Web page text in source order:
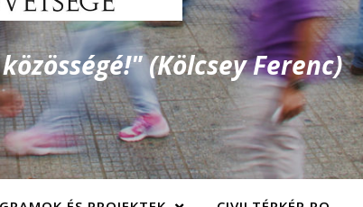
(Kölcsey Ferenc)